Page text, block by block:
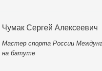
Чумак Сергей Алексеевич
Мастер спорта России
на батуте